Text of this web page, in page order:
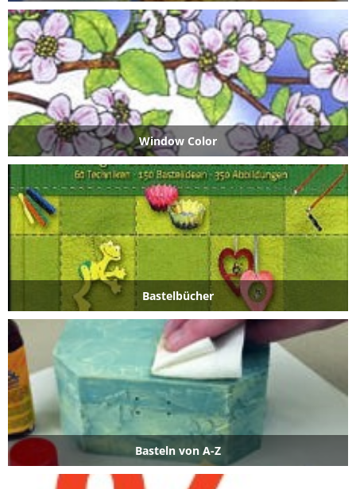
Basteln von A-Z
Bastelbücher
Window Color